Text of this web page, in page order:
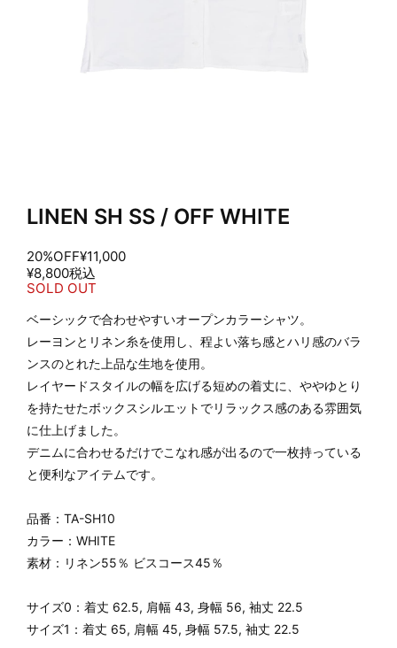
LINEN SH SS / OFF WHITE
20%OFF¥11,000
¥8,800税込
SOLD OUT
ベーシックで合わせやすいオープンカラーシャツ。
レーヨンとリネン糸を使用し、程よい落ち感とハリ感のバラ
ンスのとれた上品な生地を使用。
レイヤードスタイルの幅を広げる短めの着丈に、ややゆとり
を持たせたボックスシルエットでリラックス感のある雰囲気
に仕上げました。
デニムに合わせるだけでこなれ感が出るので一枚持っている
と便利なアイテムです。
品番：TA-SH10
カラー：WHITE
素材：リネン55％ ビスコース45％
サイズ0：着丈 62.5, 肩幅 43, 身幅 56, 袖丈 22.5
サイズ1：着丈 65, 肩幅 45, 身幅 57.5, 袖丈 22.5